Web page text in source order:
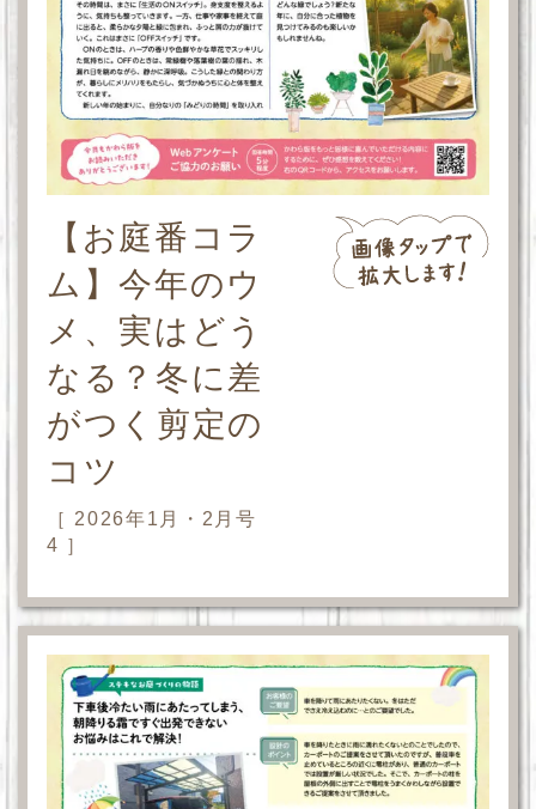
【お庭番コラ
ム】今年のウ
メ、実はどう
なる？冬に差
がつく剪定の
コツ
［ 2026年1月・2月号
4 ］